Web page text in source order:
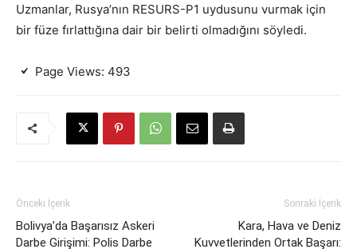
Uzmanlar, Rusya’nın RESURS-P1 uydusunu vurmak için
bir füze fırlattığına dair bir belirti olmadığını söyledi.
Page Views: 493
Önceki İçerik
Bolivya’da Başarısız Askeri
Darbe Girişimi: Polis Darbe
Sonraki İçerik
Kara, Hava ve Deniz
Kuvvetlerinden Ortak Başarı: